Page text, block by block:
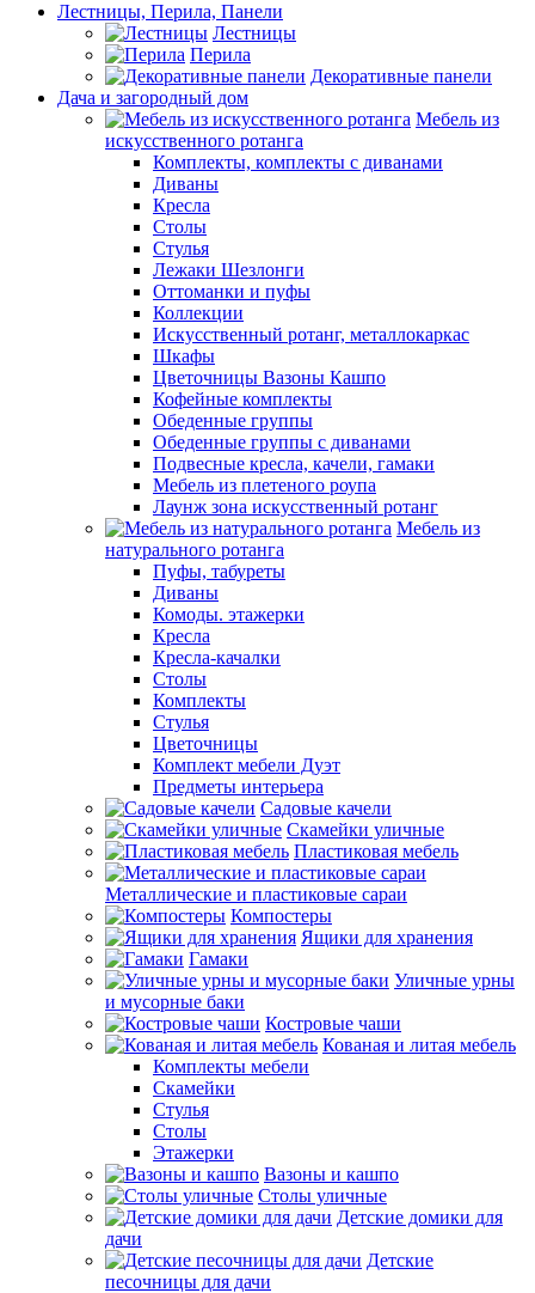
Лестницы, Перила, Панели
Лестницы
Перила
Декоративные панели
Дача и загородный дом
Мебель из
искусственного ротанга
Комплекты, комплекты с диванами
Диваны
Кресла
Столы
Стулья
Лежаки Шезлонги
Оттоманки и пуфы
Коллекции
Искусственный ротанг, металлокаркас
Шкафы
Цветочницы Вазоны Кашпо
Кофейные комплекты
Обеденные группы
Обеденные группы с диванами
Подвесные кресла, качели, гамаки
Мебель из плетеного роупа
Лаунж зона искусственный ротанг
Мебель из
натурального ротанга
Пуфы, табуреты
Диваны
Комоды. этажерки
Кресла
Кресла-качалки
Столы
Комплекты
Стулья
Цветочницы
Комплект мебели Дуэт
Предметы интерьера
Садовые качели
Скамейки уличные
Пластиковая мебель
Металлические и пластиковые сараи
Компостеры
Ящики для хранения
Гамаки
Уличные урны
и мусорные баки
Костровые чаши
Кованая и литая мебель
Комплекты мебели
Скамейки
Стулья
Столы
Этажерки
Вазоны и кашпо
Столы уличные
Детские домики для
дачи
Детские
песочницы для дачи